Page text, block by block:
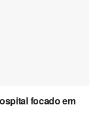
focado em